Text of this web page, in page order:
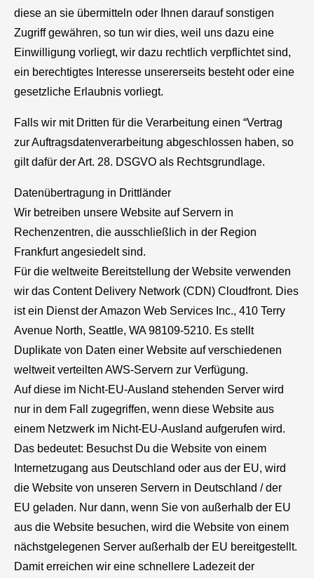
diese an sie übermitteln oder Ihnen darauf sonstigen
Zugriff gewähren, so tun wir dies, weil uns dazu eine
Einwilligung vorliegt, wir dazu rechtlich verpflichtet sind,
ein berechtigtes Interesse unsererseits besteht oder eine
gesetzliche Erlaubnis vorliegt.
Falls wir mit Dritten für die Verarbeitung einen “Vertrag
zur Auftragsdatenverarbeitung abgeschlossen haben, so
gilt dafür der Art. 28. DSGVO als Rechtsgrundlage.
Datenübertragung in Drittländer
Wir betreiben unsere Website auf Servern in
Rechenzentren, die ausschließlich in der Region
Frankfurt angesiedelt sind.
Für die weltweite Bereitstellung der Website verwenden
wir das Content Delivery Network (CDN) Cloudfront. Dies
ist ein Dienst der Amazon Web Services Inc., 410 Terry
Avenue North, Seattle, WA 98109-5210. Es stellt
Duplikate von Daten einer Website auf verschiedenen
weltweit verteilten AWS-Servern zur Verfügung.
Auf diese im Nicht-EU-Ausland stehenden Server wird
nur in dem Fall zugegriffen, wenn diese Website aus
einem Netzwerk im Nicht-EU-Ausland aufgerufen wird.
Das bedeutet: Besuchst Du die Website von einem
Internetzugang aus Deutschland oder aus der EU, wird
die Website von unseren Servern in Deutschland / der
EU geladen. Nur dann, wenn Sie von außerhalb der EU
aus die Website besuchen, wird die Website von einem
nächstgelegenen Server außerhalb der EU bereitgestellt.
Damit erreichen wir eine schnellere Ladezeit der